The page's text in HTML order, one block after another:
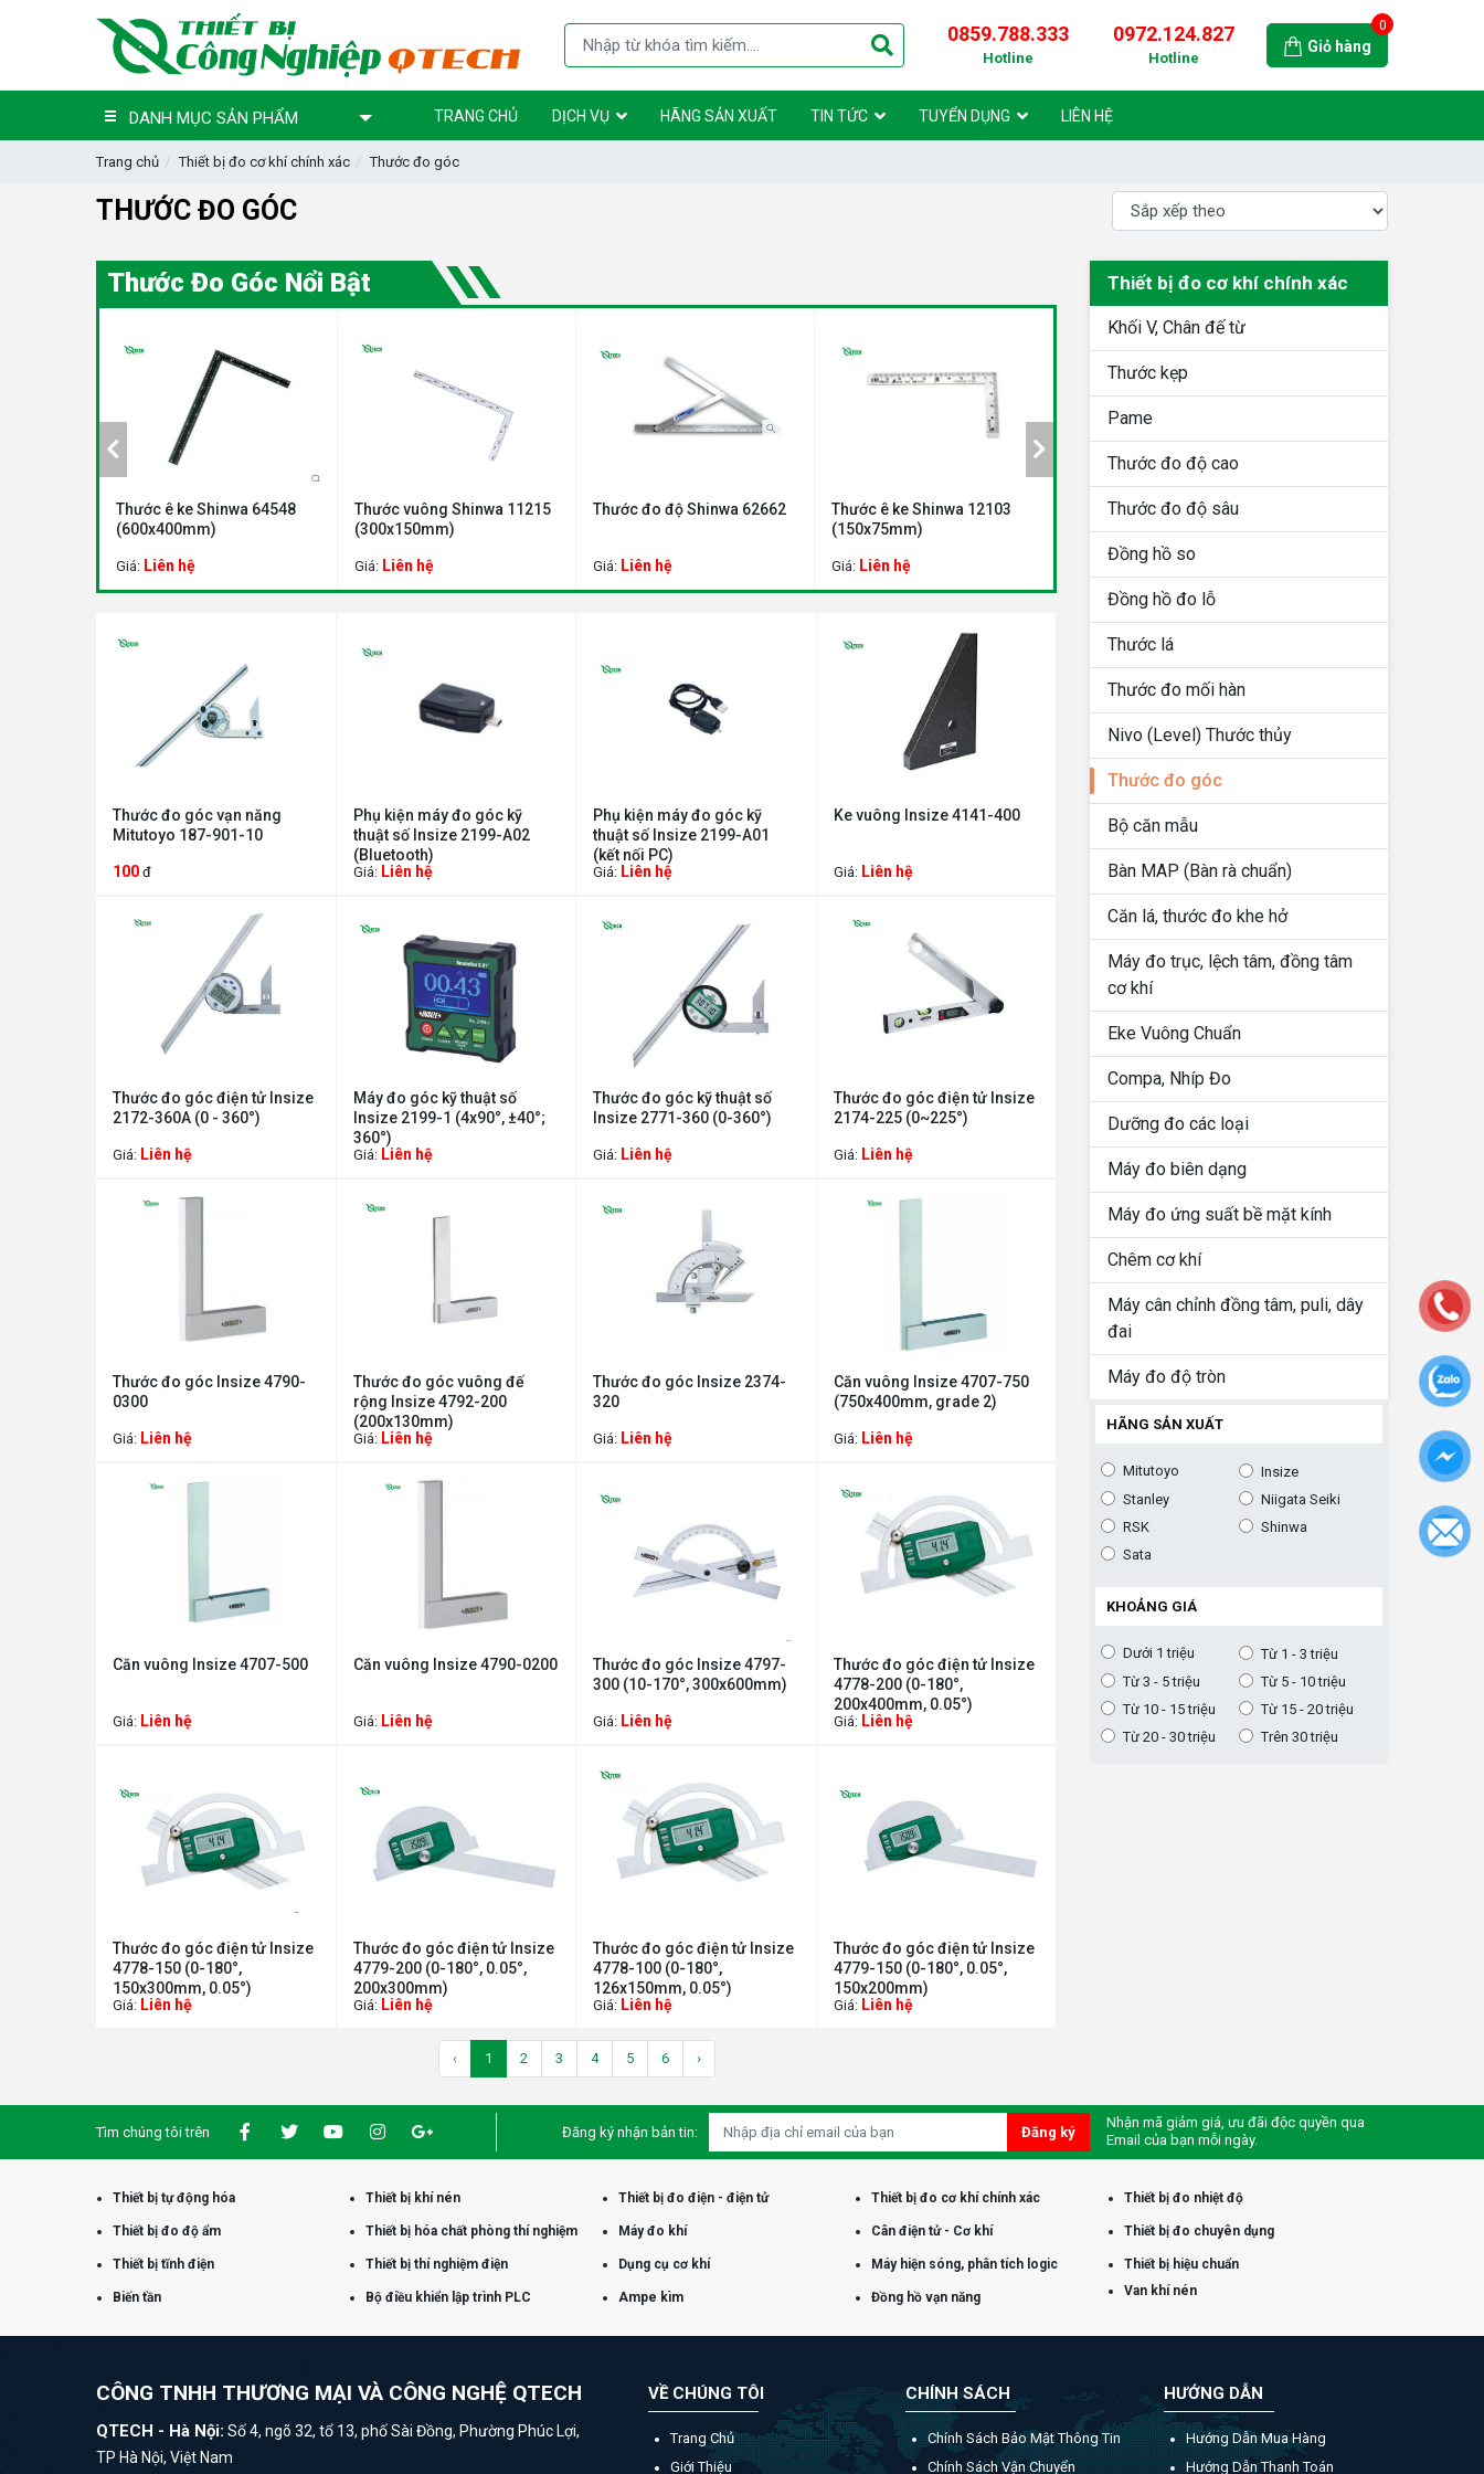
0859.788.333
Hotline
0972.124.827
Hotline
0
Giỏ hàng
DANH MỤC SẢN PHẨM TRANG CHỦ DỊCH VỤ HÃNG SẢN XUẤT TIN TỨC TUYỂN DỤNG LIÊN HỆ
Trang chủ Thiết bị đo cơ khí chính xác Thước đo góc
THƯỚC ĐO GÓC
Thước Đo Góc Nổi Bật
Thước ê ke Shinwa 64548
(600x400mm)
Giá: Liên hệ
Thước vuông Shinwa 11215
(300x150mm)
Giá: Liên hệ
Thước đo độ Shinwa 62662
Giá: Liên hệ
Thước ê ke Shinwa 12103
(150x75mm)
Giá: Liên hệ
Thước đo góc điện tử
Shinwa 62496 (300mm)
Liên hệ
Shinwa 78546
Thước đo góc vạn năng
Mitutoyo 187-901-10
100 đ
Phụ kiện máy đo góc kỹ
thuật số Insize 2199-A02
(Bluetooth)
Giá: Liên hệ
Phụ kiện máy đo góc kỹ
thuật số Insize 2199-A01
(kết nối PC)
Giá: Liên hệ
Ke vuông Insize 4141-400
Giá: Liên hệ
Thước đo góc điện tử Insize
2172-360A (0 - 360°)
Giá: Liên hệ
Máy đo góc kỹ thuật số
Insize 2199-1 (4x90°, ±40°;
360°)
Giá: Liên hệ
Thước đo góc kỹ thuật số
Insize 2771-360 (0-360°)
Giá: Liên hệ
Thước đo góc điện tử Insize
2174-225 (0~225°)
Giá: Liên hệ
Thước đo góc Insize 4790-
0300
Giá: Liên hệ
Thước đo góc vuông đế
rộng Insize 4792-200
(200x130mm)
Giá: Liên hệ
Thước đo góc Insize 2374-
320
Giá: Liên hệ
Căn vuông Insize 4707-750
(750x400mm, grade 2)
Giá: Liên hệ
Căn vuông Insize 4707-500
Giá: Liên hệ
Căn vuông Insize 4790-0200
Giá: Liên hệ
Thước đo góc Insize 4797-
300 (10-170°, 300x600mm)
Giá: Liên hệ
Thước đo góc điện tử Insize
4778-200 (0-180°,
200x400mm, 0.05°)
Giá: Liên hệ
Thước đo góc điện tử Insize
4778-150 (0-180°,
150x300mm, 0.05°)
Giá: Liên hệ
Thước đo góc điện tử Insize
4779-200 (0-180°, 0.05°,
200x300mm)
Giá: Liên hệ
Thước đo góc điện tử Insize
4778-100 (0-180°,
126x150mm, 0.05°)
Giá: Liên hệ
Thước đo góc điện tử Insize
4779-150 (0-180°, 0.05°,
150x200mm)
Giá: Liên hệ
‹ 1 2 3 4 5 6 ›
Thiết bị đo cơ khí chính xác
Khối V, Chân đế từ
Thước kẹp
Pame
Thước đo độ cao
Thước đo độ sâu
Đồng hồ so
Đồng hồ đo lỗ
Thước lá
Thước đo mối hàn
Nivo (Level) Thước thủy
Thước đo góc
Bộ căn mẫu
Bàn MAP (Bàn rà chuẩn)
Căn lá, thước đo khe hở
Máy đo trục, lệch tâm, đồng tâm
cơ khí
Eke Vuông Chuẩn
Compa, Nhíp Đo
Dưỡng đo các loại
Máy đo biên dạng
Máy đo ứng suất bề mặt kính
Chêm cơ khí
Máy cân chỉnh đồng tâm, puli, dây
đai
Máy đo độ tròn
HÃNG SẢN XUẤT
Mitutoyo
Insize
Stanley
Niigata Seiki
RSK
Shinwa
Sata
KHOẢNG GIÁ
Dưới 1 triệu
Từ 1 - 3 triệu
Từ 3 - 5 triệu
Từ 5 - 10 triệu
Từ 10 - 15 triệu
Từ 15 - 20 triệu
Từ 20 - 30 triệu
Trên 30 triệu
Tìm chúng tôi trên Đăng ký nhận bản tin: Đăng ký
Nhận mã giảm giá, ưu đãi độc quyền qua
Email của bạn mỗi ngày.
Thiết bị tự động hóa Thiết bị khí nén Thiết bị đo điện - điện tử Thiết bị đo cơ khí chính xác Thiết bị đo nhiệt độ
Thiết bị đo độ ẩm Thiết bị hóa chất phòng thí nghiệm Máy đo khí Cân điện tử - Cơ khí Thiết bị đo chuyên dụng
Thiết bị tĩnh điện Thiết bị thí nghiệm điện Dụng cụ cơ khí Máy hiện sóng, phân tích logic Thiết bị hiệu chuẩn
Biến tần Bộ điều khiển lập trình PLC Ampe kìm Đồng hồ vạn năng Van khí nén
CÔNG TNHH THƯƠNG MẠI VÀ CÔNG NGHỆ QTECH
QTECH - Hà Nội: Số 4, ngõ 32, tổ 13, phố Sài Đồng, Phường Phúc Lợi,
TP Hà Nội, Việt Nam
VỀ CHÚNG TÔI
Trang Chủ
Giới Thiệu
CHÍNH SÁCH
Chính Sách Bảo Mật Thông Tin
Chính Sách Vận Chuyển
HƯỚNG DẪN
Hướng Dẫn Mua Hàng
Hướng Dẫn Thanh Toán